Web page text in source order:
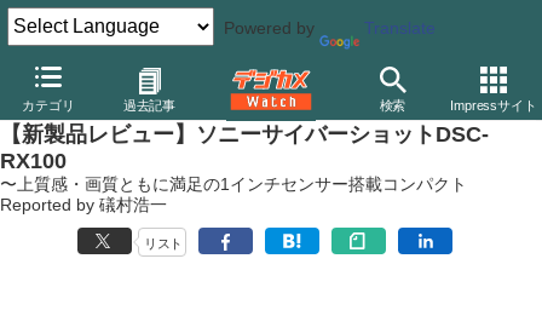
Powered by Translate
カテゴリ 過去記事 検索 Impressサイト
デジカメ Watch カメラ レンズ一体型（コンパクト）カメラ ソ
【新製品レビュー】ソニーサイバーショットDSC-
RX100
〜上質感・画質ともに満足の1インチセンサー搭載コンパクト
Reported by 礒村浩一
リスト